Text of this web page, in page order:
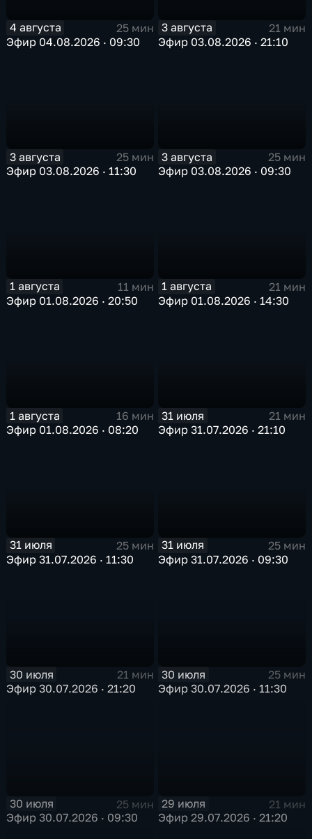
4 августа
25 мин
Эфир 04.08.2026 · 09:30
3 августа
21 мин
Эфир 03.08.2026 · 21:10
3 августа
25 мин
Эфир 03.08.2026 · 11:30
3 августа
25 мин
Эфир 03.08.2026 · 09:30
1 августа
11 мин
Эфир 01.08.2026 · 20:50
1 августа
21 мин
Эфир 01.08.2026 · 14:30
1 августа
16 мин
Эфир 01.08.2026 · 08:20
31 июля
21 мин
Эфир 31.07.2026 · 21:10
31 июля
25 мин
Эфир 31.07.2026 · 11:30
31 июля
25 мин
Эфир 31.07.2026 · 09:30
30 июля
21 мин
Эфир 30.07.2026 · 21:20
30 июля
25 мин
Эфир 30.07.2026 · 11:30
30 июля
25 мин
Эфир 30.07.2026 · 09:30
29 июля
21 мин
Эфир 29.07.2026 · 21:20